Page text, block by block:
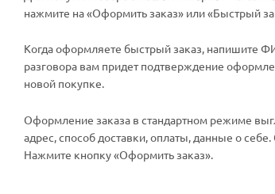
нажмите на «Оформить заказ» или «Быстрый
Когда оформляете быстрый заказ, напишите
разговора вам придет подтверждение
новой покупке.
Оформление заказа в стандартном режиме
адрес, способ доставки, оплаты, данные о
Нажмите кнопку «Оформить заказ».